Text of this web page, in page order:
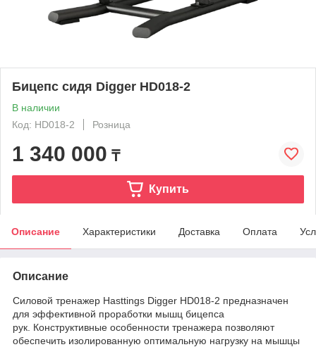
Бицепс сидя Digger HD018-2
В наличии
Код: HD018-2
Розница
1 340 000 ₸
Купить
Описание Характеристики Доставка Оплата
Описание
Силовой тренажер Hasttings Digger HD018-2 предназначен
для эффективной проработки мышц бицепса
рук. Конструктивные особенности тренажера позволяют
обеспечить изолированную оптимальную нагрузку на мышцы